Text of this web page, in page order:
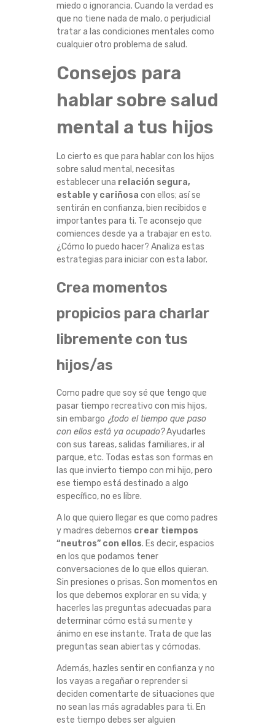
miedo o ignorancia. Cuando la verdad es
que no tiene nada de malo, o perjudicial
tratar a las condiciones mentales como
cualquier otro problema de salud.
Consejos para
hablar sobre salud
mental a tus hijos
Lo cierto es que para hablar con los hijos
sobre salud mental, necesitas
establecer una relación segura,
estable y cariñosa con ellos; así se
sentirán en confianza, bien recibidos e
importantes para ti. Te aconsejo que
comiences desde ya a trabajar en esto.
¿Cómo lo puedo hacer? Analiza estas
estrategias para iniciar con esta labor.
Crea momentos
propicios para charlar
libremente con tus
hijos/as
Como padre que soy sé que tengo que
pasar tiempo recreativo con mis hijos,
sin embargo ¿todo el tiempo que paso
con ellos está ya ocupado?Ayudarles
con sus tareas, salidas familiares, ir al
parque, etc. Todas estas son formas en
las que invierto tiempo con mi hijo, pero
ese tiempo está destinado a algo
específico, no es libre.
A lo que quiero llegar es que como padres
y madres debemos crear tiempos
“neutros” con ellos. Es decir, espacios
en los que podamos tener
conversaciones de lo que ellos quieran.
Sin presiones o prisas. Son momentos en
los que debemos explorar en su vida; y
hacerles las preguntas adecuadas para
determinar cómo está su mente y
ánimo en ese instante. Trata de que las
preguntas sean abiertas y cómodas.
Además, hazles sentir en confianza y no
los vayas a regañar o reprender si
deciden comentarte de situaciones que
no sean las más agradables para ti. En
este tiempo debes ser alguien